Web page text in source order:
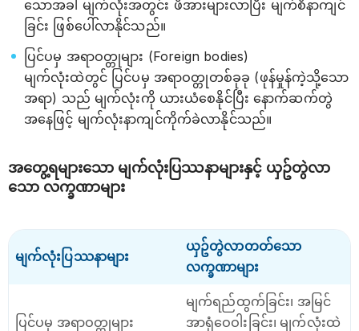
သောအခါ မျက်လုံးအတွင်း ဖိအားများလာပြီး မျက်စိနာကျင်
ခြင်း ဖြစ်ပေါ်လာနိုင်သည်။
ပြင်ပမှ အရာဝတ္တုများ (Foreign bodies)
မျက်လုံးထဲတွင် ပြင်ပမှ အရာဝတ္တုတစ်ခုခု (ဖုန်မှုန်ကဲ့သို့သော
အရာ) သည် မျက်လုံးကို ယားယံစေနိုင်ပြီး နောက်ဆက်တွဲ
အနေဖြင့် မျက်လုံးနာကျင်ကိုက်ခဲလာနိုင်သည်။
အတွေ့ရများသော မျက်လုံးပြဿနာများနှင့် ယှဥ်တွဲလာ
သော လက္ခဏာများ
မျက်လုံးပြဿနာများ
ယှဥ်တွဲလာတတ်သော
လက္ခဏာများ
ပြင်ပမှ အရာဝတ္ထုများ
မျက်ရည်ထွက်ခြင်း၊ အမြင်
အာရုံဝေဝါးခြင်း၊ မျက်လုံးထဲ